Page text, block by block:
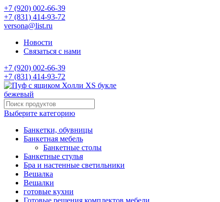
+7 (920) 002-66-39
+7 (831) 414-93-72
versona@list.ru
Новости
Связаться с нами
+7 (920) 002-66-39
+7 (831) 414-93-72
Выберите категорию
Банкетки, обувницы
Банкетная мебель
Банкетные столы
Банкетные стулья
Бра и настенные светильники
Вешалка
Вешалки
готовые кухни
Готовые решения комплектов мебели